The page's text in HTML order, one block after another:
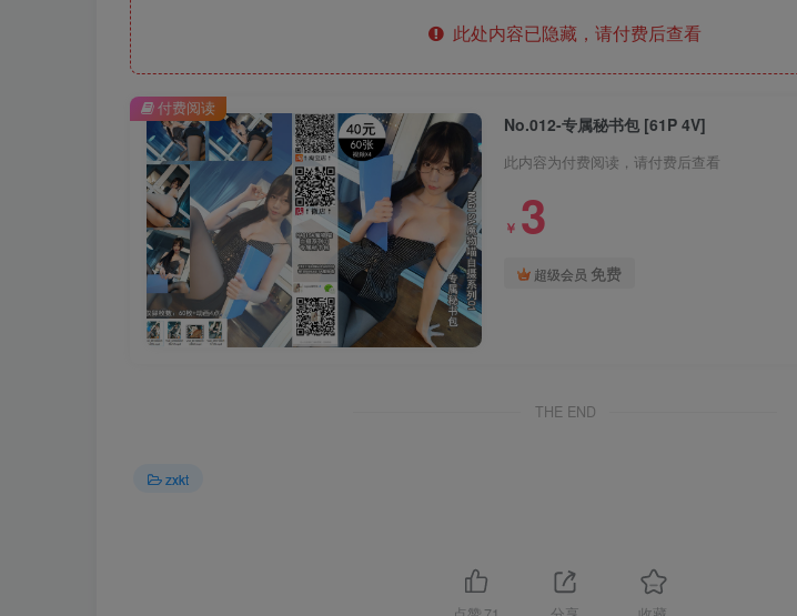
此处内容已隐藏，请付费后查看
No.012-专属秘书包 [61P 4V]
此内容为付费阅读，请付费后查看
￥ 3
超级会员 免费
付费阅读
THE END
zxkt